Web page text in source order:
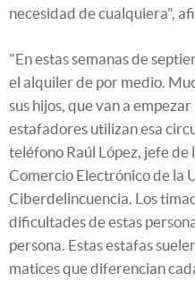
necesidad de cualquiera",
"En estas semanas de
el alquiler de por medio.
sus hijos, que van a
estafadores utilizan esa
teléfono Raúl López, jefe de
Comercio Electrónico de la
Ciberdelincuencia. Los
dificultades de estas
persona. Estas estafas
matices que diferencian